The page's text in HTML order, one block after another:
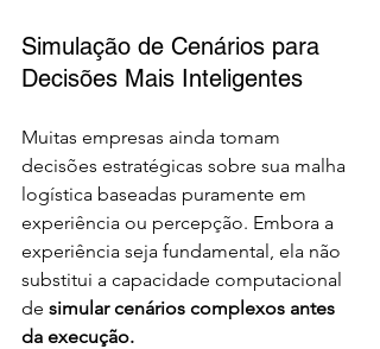
Simulação de Cenários para
Decisões Mais Inteligentes
Muitas empresas ainda tomam
decisões estratégicas sobre sua malha
logística baseadas puramente em
experiência ou percepção. Embora a
experiência seja fundamental, ela não
substitui a capacidade computacional
de simular cenários complexos antes
da execução.